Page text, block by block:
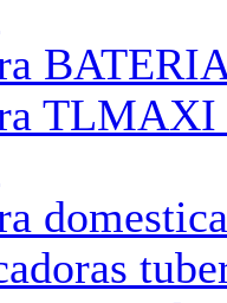
TLMAXI
domestica